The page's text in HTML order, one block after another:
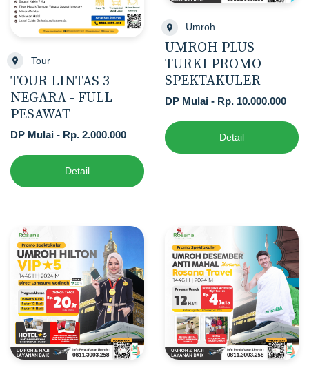
Tour
TOUR LINTAS 3
NEGARA - FULL
PESAWAT
DP Mulai - Rp. 2.000.000
Detail
Umroh
UMROH PLUS
TURKI PROMO
SPEKTAKULER
DP Mulai - Rp. 10.000.000
Detail